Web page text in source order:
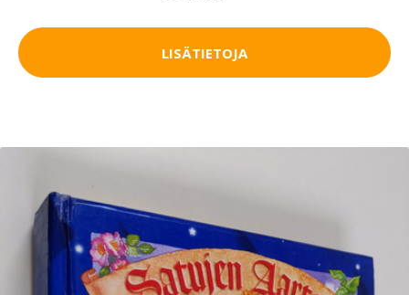
LISÄTIETOJA